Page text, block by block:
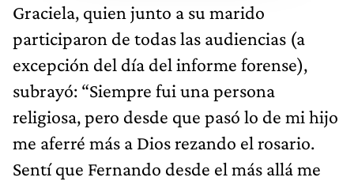
Graciela, quien junto a su marido
participaron de todas las audiencias (a
excepción del día del informe forense),
subrayó: “Siempre fui una persona
religiosa, pero desde que pasó lo de mi hijo
me aferré más a Dios rezando el rosario.
Sentí que Fernando desde el más allá me